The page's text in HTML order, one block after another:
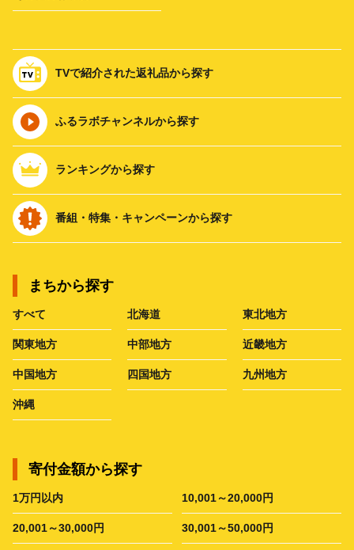
TVで紹介された返礼品から探す
ふるラボチャンネルから探す
ランキングから探す
番組・特集・キャンペーンから探す
まちから探す
すべて 北海道 東北地方
関東地方 中部地方 近畿地方
中国地方 四国地方 九州地方
沖縄
寄付金額から探す
1万円以内 10,001～20,000円
20,001～30,000円 30,001～50,000円